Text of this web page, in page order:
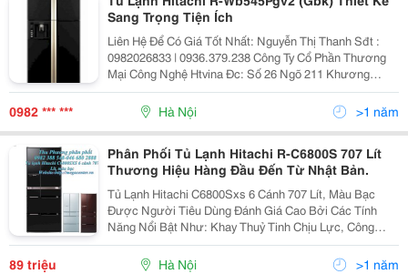
Sang Trọng Tiện Ích
Liên Hệ Để Có Giá Tốt Nhất: Nguyễn Thị Thanh Sđt :
0982026833 | 0936.379.238 Công Ty Cổ Phần Thương
Mại Công Nghệ Htvina Đc: Số 26 Ngõ 211 Khương
Trung &Ndash; Thanh Xuân &Ndash; Hà Nội Yahoo
:Nguyenthanh6685 Website: Http://Sieuthiht.com
0982 *** *** Hà Nội >1 năm
Phân Phối Tủ Lạnh Hitachi R-C6800S 707 Lít
Thương Hiệu Hàng Đầu Đến Từ Nhật Bản.
Tủ Lạnh Hitachi C6800Sxs 6 Cánh 707 Lít, Màu Bạc
Được Người Tiêu Dùng Đánh Giá Cao Bởi Các Tính
Năng Nổi Bật Như: Khay Thuỷ Tinh Chịu Lực, Công
Nghệ Inverter. Tủ Lạnh Hitachi R-C6800S Được Trang Bị
Rất Nhiều Khay Kệ Bằng Kính Chịu Lực , Giúp Bạn Đ
89 triệu Hà Nội >1 năm